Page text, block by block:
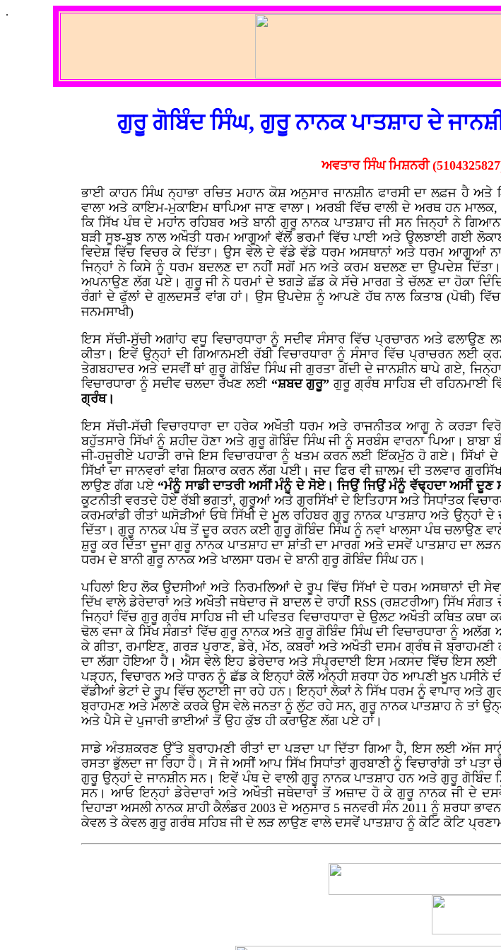
.
ਗੁਰੂ ਗੋਬਿੰਦ ਸਿੰਘ, ਗੁਰੂ ਨਾਨਕ ਪਾਤਸ਼ਾਹ ਦੇ
ਅਵਤਾਰ ਸਿੰਘ ਮਿਸ਼ਨਰੀ
ਭਾਈ ਕਾਹਨ ਸਿੰਘ ਨ੍ਹਾਭਾ ਰਚਿਤ ਮਹਾਨ ਕੋਸ਼ ਅਨੁਸਾਰ ਜਾਨਸ਼ੀਨ ਫਾਰਸੀ ਦਾ ਲਫ਼ਜ ਹੈ
ਵਾਲਾ ਅਤੇ ਕਾਇਮ-ਮੁਕਾਇਮ ਥਾਪਿਆ ਜਾਣ ਵਾਲਾ। ਅਰਬੀ ਵਿੱਚ ਵਾਲੀ ਦੇ ਅਰਥ ਹਨ
ਕਿ ਸਿੱਖ ਪੰਥ ਦੇ ਮਹਾਂਨ ਰਹਿਬਰ ਅਤੇ ਬਾਨੀ ਗੁਰੂ ਨਾਨਕ ਪਾਤਸ਼ਾਹ ਜੀ ਸਨ ਜਿਨ੍ਹਾਂ ਨੇ
ਬੜੀ ਸੂਝ-ਬੂਝ ਨਾਲ ਅਖੌਤੀ ਧਰਮ ਆਗੂਆਂ ਵੱਲੋਂ ਭਰਮਾਂ ਵਿੱਚ ਪਾਈ ਅਤੇ ਉਲਝਾਈ ਗਈ
ਵਿਦੇਸ਼ ਵਿੱਚ ਵਿਚਰ ਕੇ ਦਿੱਤਾ। ਉਸ ਵੇਲੇ ਦੇ ਵੱਡੇ ਵੱਡੇ ਧਰਮ ਅਸਥਾਨਾਂ ਅਤੇ ਧਰਮ ਆਗੂਆਂ
ਜਿਨ੍ਹਾਂ ਨੇ ਕਿਸੇ ਨੂੰ ਧਰਮ ਬਦਲਣ ਦਾ ਨਹੀਂ ਸਗੋਂ ਮਨ ਅਤੇ ਕਰਮ ਬਦਲਣ ਦਾ ਉਪਦੇਸ਼
ਅਪਨਾਉਣ ਲੱਗ ਪਏ। ਗੁਰੂ ਜੀ ਨੇ ਧਰਮਾਂ ਦੇ ਝਗੜੇ ਛੱਡ ਕੇ ਸੱਚੇ ਮਾਰਗ ਤੇ ਚੱਲਣ ਦਾ ਹੋਕਾ
ਰੰਗਾਂ ਦੇ ਫੁੱਲਾਂ ਦੇ ਗੁਲਦਸਤੇ ਵਾਂਗ ਹਾਂ। ਉਸ ਉਪਦੇਸ਼ ਨੂੰ ਆਪਣੇ ਹੱਥ ਨਾਲ ਕਿਤਾਬ (ਪੋਥੀ)
ਜਨਮਸਾਖੀ)
ਇਸ ਸੱਚੀ-ਸੁੱਚੀ ਅਗਾਂਹ ਵਧੂ ਵਿਚਾਰਧਾਰਾ ਨੂੰ ਸਦੀਵ ਸੰਸਾਰ ਵਿੱਚ ਪ੍ਰਚਾਰਨ ਅਤੇ
ਕੀਤਾ। ਇਵੇਂ ਉਨ੍ਹਾਂ ਦੀ ਗਿਆਨਮਈ ਰੱਬੀ ਵਿਚਾਰਧਾਰਾ ਨੂੰ ਸੰਸਾਰ ਵਿੱਚ ਪ੍ਰਾਚਰਨ ਲਈ
ਤੇਗਬਹਾਦਰ ਅਤੇ ਦਸਵੀਂ ਥਾਂ ਗੁਰੂ ਗੋਬਿੰਦ ਸਿੰਘ ਜੀ ਗੁਰਤਾ ਗੱਦੀ ਦੇ ਜਾਨਸ਼ੀਨ ਥਾਪੇ ਗਏ,
ਵਿਚਾਰਧਾਰਾ ਨੂੰ ਸਦੀਵ ਚਲਦਾ ਰੱਖਣ ਲਈ “ਸ਼ਬਦ ਗੁਰੂ”ਗੁਰੂ ਗ੍ਰੰਥ ਸਾਹਿਬ ਦੀ ਰਹਿਨਮਾਈ
ਗ੍ਰੰਥ।
ਇਸ ਸੱਚੀ-ਸੱਚੀ ਵਿਚਾਰਧਾਰਾ ਦਾ ਹਰੇਕ ਅਖੌਤੀ ਧਰਮ ਅਤੇ ਰਾਜਨੀਤਕ ਆਗੂ ਨੇ ਕਰੜਾ
ਬਹੁੱਤਸਾਰੇ ਸਿੱਖਾਂ ਨੂੰ ਸ਼ਹੀਦ ਹੋਣਾ ਅਤੇ ਗੁਰੂ ਗੋਬਿੰਦ ਸਿੰਘ ਜੀ ਨੂੰ ਸਰਬੰਸ ਵਾਰਨਾ ਪਿਆ।
ਜੀ-ਹਜੂਰੀਏ ਪਹਾੜੀ ਰਾਜੇ ਇਸ ਵਿਚਾਰਧਾਰਾ ਨੂੰ ਖਤਮ ਕਰਨ ਲਈ ਇੱਕਮੁੱਠ ਹੋ ਗਏ।
ਸਿੱਖਾਂ ਦਾ ਜਾਨਵਰਾਂ ਵਾਂਗ ਸ਼ਿਕਾਰ ਕਰਨ ਲੱਗ ਪਈ। ਜਦ ਫਿਰ ਵੀ ਜ਼ਾਲਮ ਦੀ ਤਲਵਾਰ
ਲਾਉਣ ਗੱਗ ਪਏ “ਮੰਨੂੰ ਸਾਡੀ ਦਾਤਰੀ ਅਸੀਂ ਮੰਨੂੰ ਦੇ ਸੋਏ। ਜਿਉਂ ਜਿਉਂ ਮੰਨੂੰ ਵੱਢ੍ਹਦਾ ਅਸੀਂ ਦੂਣ
ਕੂਟਨੀਤੀ ਵਰਤਦੇ ਹੋਏ ਰੱਬੀ ਭਗਤਾਂ, ਗੁਰੂਆਂ ਅਤੇ ਗੁਰਸਿੱਖਾਂ ਦੇ ਇਤਿਹਾਸ ਅਤੇ ਸਿਧਾਂਤਕ
ਕਰਮਕਾਂਡੀ ਰੀਤਾਂ ਘਸੋੜੀਆਂ ਓਥੇ ਸਿੱਖੀ ਦੇ ਮੂਲ ਰਹਿਬਰ ਗੁਰੂ ਨਾਨਕ ਪਾਤਸ਼ਾਹ ਅਤੇ
ਦਿੱਤਾ। ਗੁਰੂ ਨਾਨਕ ਪੰਥ ਤੋਂ ਦੂਰ ਕਰਨ ਕਈ ਗੁਰੂ ਗੋਬਿੰਦ ਸਿੰਘ ਨੂੰ ਨਵਾਂ ਖਾਲਸਾ ਪੰਥ ਚਲਾਉਣ
ਸ਼ੁਰੂ ਕਰ ਦਿੱਤਾ ਦੂਜਾ ਗੁਰੂ ਨਾਨਕ ਪਾਤਸ਼ਾਹ ਦਾ ਸ਼ਾਂਤੀ ਦਾ ਮਾਰਗ ਅਤੇ ਦਸਵੇਂ ਪਾਤਸ਼ਾਹ ਦਾ
ਧਰਮ ਦੇ ਬਾਨੀ ਗੁਰੂ ਨਾਨਕ ਅਤੇ ਖਾਲਸਾ ਧਰਮ ਦੇ ਬਾਨੀ ਗੁਰੂ ਗੋਬਿੰਦ ਸਿੰਘ ਹਨ।
ਪਹਿਲਾਂ ਇਹ ਲੋਕ ਉਦਸੀਆਂ ਅਤੇ ਨਿਰਮਲਿਆਂ ਦੇ ਰੂਪ ਵਿੱਚ ਸਿੱਖਾਂ ਦੇ ਧਰਮ ਅਸਥਾਨਾਂ ਦੀ
ਦਿੱਖ ਵਾਲੇ ਡੇਰੇਦਾਰਾਂ ਅਤੇ ਅਖੌਤੀ ਜਥੇਦਾਰ ਜੋ ਬਾਦਲ ਦੇ ਰਾਹੀਂ RSS (ਰਸ਼ਟਰੀਆ) ਸਿੱਖ ਸੰਗਤ
ਜਿਨ੍ਹਾਂ ਵਿੱਚ ਗੁਰੂ ਗ੍ਰੰਥ ਸਾਹਿਬ ਜੀ ਦੀ ਪਵਿਤਰ ਵਿਚਾਰਧਾਰਾ ਦੇ ਉਲਟ ਅਖੌਤੀ ਕਥਿਤ
ਢੋਲ ਵਜਾ ਕੇ ਸਿੱਖ ਸੰਗਤਾਂ ਵਿੱਚ ਗੁਰੂ ਨਾਨਕ ਅਤੇ ਗੁਰੂ ਗੋਬਿੰਦ ਸਿੰਘ ਦੀ ਵਿਚਾਰਧਾਰਾ ਨੂੰ ਅਲੱਗ
ਕੇ ਗੀਤਾ, ਰਮਾਇਣ, ਗਰੜ ਪੁਰਾਣ, ਡੇਰੇ, ਮੱਠ, ਕਬਰਾਂ ਅਤੇ ਅਖੌਤੀ ਦਸਮ ਗ੍ਰੰਥ ਜੋ ਬ੍ਰਾਹਮਣੀ
ਦਾ ਲੱਗਾ ਹੋਇਆ ਹੈ। ਐਸ ਵੇਲੇ ਇਹ ਡੇਰੇਦਾਰ ਅਤੇ ਸੰਪ੍ਰਦਾਈ ਇਸ ਮਕਸਦ ਵਿੱਚ ਇਸ ਲਈ
ਪੜ੍ਹਨ, ਵਿਚਾਰਨ ਅਤੇ ਧਾਰਨ ਨੂੰ ਛੱਡ ਕੇ ਇਨ੍ਹਾਂ ਕੋਲੋਂ ਅੰਨ੍ਹੀ ਸ਼ਰਧਾ ਹੇਠ ਆਪਣੀ ਖੂਨ ਪਸੀਨੇ
ਵੱਡੀਆਂ ਭੇਟਾਂ ਦੇ ਰੂਪ ਵਿੱਚ ਲੁਟਾਈ ਜਾ ਰਹੇ ਹਨ। ਇਨ੍ਹਾਂ ਲੋਕਾਂ ਨੇ ਸਿੱਖ ਧਰਮ ਨੂੰ ਵਾਪਾਰ ਅਤੇ
ਬ੍ਰਾਹਮਣ ਅਤੇ ਮੌਲਾਣੇ ਕਰਕੇ ਉਸ ਵੇਲੇ ਜਨਤਾ ਨੂੰ ਲੁੱਟ ਰਹੇ ਸਨ, ਗੁਰੂ ਨਾਨਕ ਪਾਤਸ਼ਾਹ ਨੇ ਤਾਂ
ਅਤੇ ਪੈਸੇ ਦੇ ਪੁਜਾਰੀ ਭਾਈਆਂ ਤੋਂ ਉਹ ਕੁੱਝ ਹੀ ਕਰਾਉਣ ਲੱਗ ਪਏ ਹਾਂ।
ਸਾਡੇ ਅੰਤਸ਼ਕਰਣ ਉੱਤੇ ਬ੍ਰਾਹਮਣੀ ਰੀਤਾਂ ਦਾ ਪੜਦਾ ਪਾ ਦਿੱਤਾ ਗਿਆ ਹੈ, ਇਸ ਲਈ ਅੱਜ
ਰਸਤਾ ਭੁੱਲਦਾ ਜਾ ਰਿਹਾ ਹੈ। ਸੋ ਜੇ ਅਸੀਂ ਆਪ ਸਿੱਖ ਸਿਧਾਂਤਾਂ ਗੁਰਬਾਣੀ ਨੂੰ ਵਿਚਾਰਾਂਗੇ ਤਾਂ
ਗੁਰੂ ਉਨ੍ਹਾਂ ਦੇ ਜਾਨਸ਼ੀਨ ਸਨ। ਇਵੇਂ ਪੰਥ ਦੇ ਵਾਲੀ ਗੁਰੂ ਨਾਨਕ ਪਾਤਸ਼ਾਹ ਹਨ ਅਤੇ ਗੁਰੂ ਗੋਬਿੰਦ
ਸਨ। ਆਓ ਇਨ੍ਹਾਂ ਡੇਰੇਦਾਰਾਂ ਅਤੇ ਅਖੌਤੀ ਜਥੇਦਾਰਾਂ ਤੋਂ ਅਜ਼ਾਦ ਹੋ ਕੇ ਗੁਰੂ ਨਾਨਕ ਜੀ ਦੇ
ਦਿਹਾੜਾ ਅਸਲੀ ਨਾਨਕ ਸ਼ਾਹੀ ਕੈਲੰਡਰ 2003 ਦੇ ਅਨੁਸਾਰ 5 ਜਨਵਰੀ ਸੰਨ 2011 ਨੂੰ ਸ਼ਰਧਾ
ਕੇਵਲ ਤੇ ਕੇਵਲ ਗੁਰੂ ਗਰੰਥ ਸਹਿਬ ਜੀ ਦੇ ਲੜ ਲਾਉਣ ਵਾਲੇ ਦਸਵੇਂ ਪਾਤਸ਼ਾਹ ਨੂੰ ਕੋਟਿ ਕੋਟਿ